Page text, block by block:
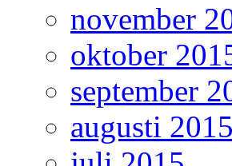
november
oktober
september
augusti 2015